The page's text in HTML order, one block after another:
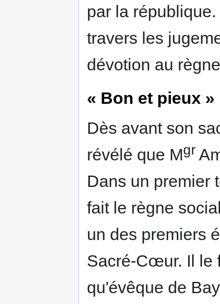
par la
travers les
dévotion au
« Bon et pieux »
Dès avant son
révélé que Mgr
Dans un premier
fait le règne
un des premiers
Sacré-Cœur. Il le
qu'évêque de